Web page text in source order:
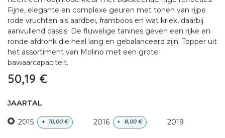
Fijne, elegante en complexe geuren met tonen van rijpe
rode vruchten als aardbei, framboos en wat kriek, daarbij
aanvullend cassis. De fluwelige tanines geven een rijke en
ronde afdronk die heel lang en gebalanceerd zijn. Topper uit
het assortiment van Molino met een grote
bawaarcapaciteit.
50,19 €
JAARTAL
2015 + 10,00 € 2016 + 8,00€ 2019